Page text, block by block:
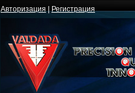
Авторизация|Регистрация